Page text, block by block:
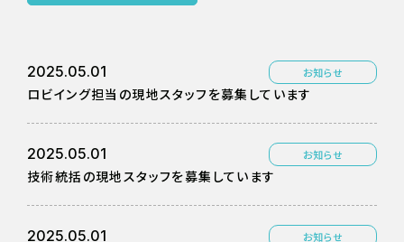
2025.05.01 お知らせ
ロビイング担当の現地スタッフを募集しています
2025.05.01 お知らせ
技術統括の現地スタッフを募集しています
2025.05.01 お知らせ